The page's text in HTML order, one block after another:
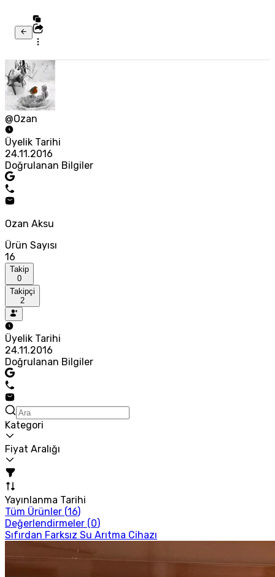
@Ozan
Üyelik Tarihi
24.11.2016
Doğrulanan Bilgiler
Ozan Aksu
Ürün Sayısı
16
Takip
0
Takipçi
2
Üyelik Tarihi
24.11.2016
Doğrulanan Bilgiler
Kategori
Fiyat Aralığı
Yayınlanma Tarihi
Tüm Ürünler (16)
Değerlendirmeler (0)
Sıfırdan Farksız Su Arıtma Cihazı